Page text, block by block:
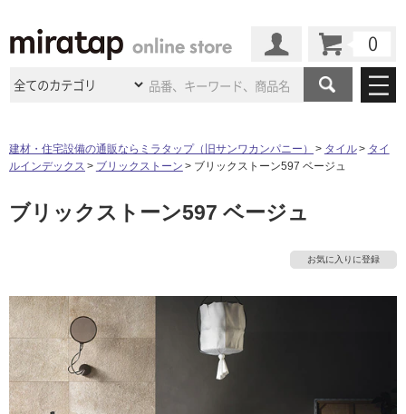
商品カテゴリ
キッチン 浴室（風呂・
トイレ
扉
エクステリア（外構）
ウッドデッキ フローリング・
収納
施工事例
施工事例 法人案件納入事例
インタビュー
店舗・施設事例
ショールーム
ショールーム
大阪ショールーム 仙台
名古屋ショールーム 京都
福岡ショールーム
ショールー
サポート
ご利用ガイド 初めての方へ
よくある質問 お問い合わせ
その他サービス
ミラタップと創る家
ASOLIE
工事会社紹介
ェルジュ
建材・住宅設備の通販ならミラタップ（旧サンワカンパニー） タイル
タイ
ルインデックス
ブリックストーン ブリックストーン597 ベージュ
ブリックストーン597 ベージュ
お気に入りに登録